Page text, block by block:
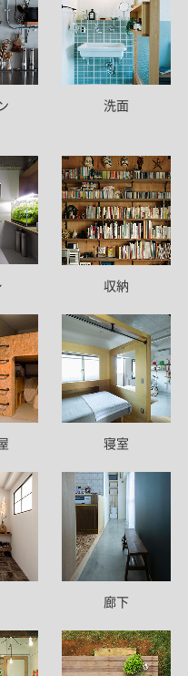
洗面
収納
寝室
廊下